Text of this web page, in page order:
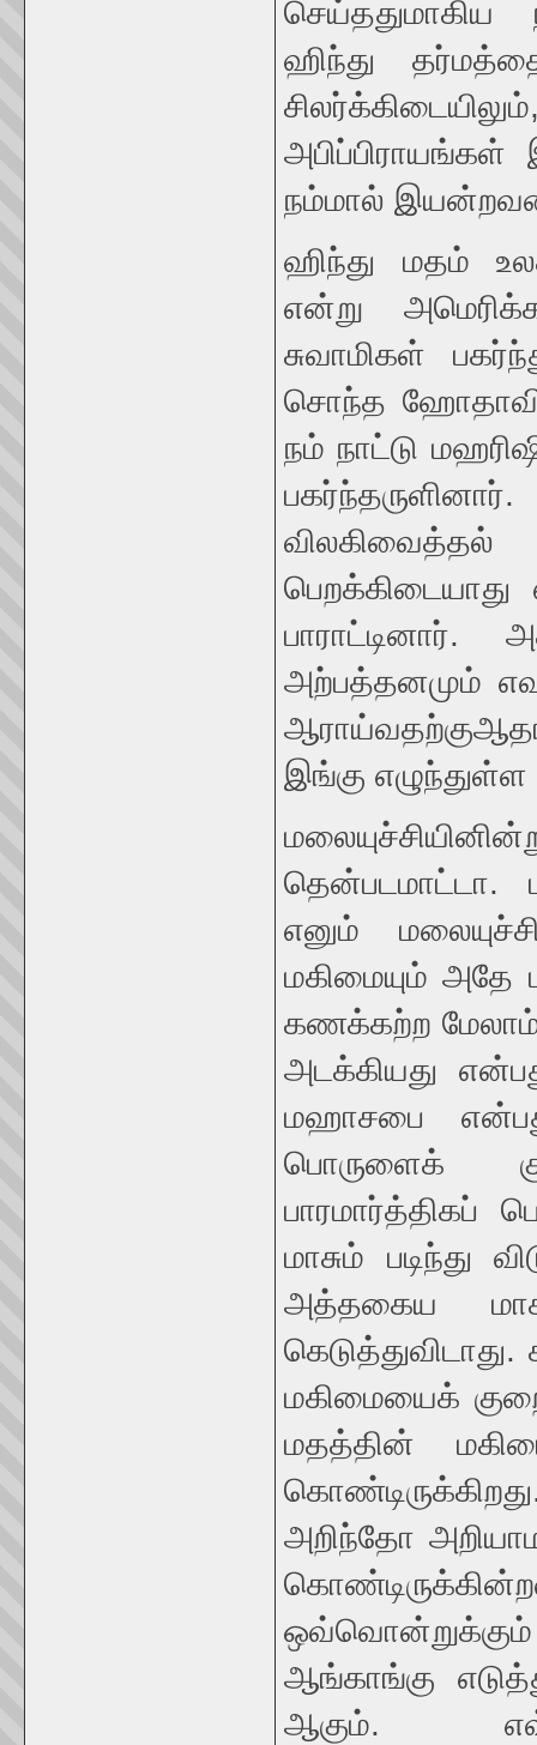
செய்ததுமாகிய
ஹிந்து
நம்மால்
ஹிந்து மதம்
என்று
சுவாமிகள்
சொந்த
நம் நாட்டு
பாராட்டினார்.
அற்பத்தனமும்
இங்கு எழுந்துள்ள
தென்படமாட்டா.
எனும்
மகிமையும் அதே
கணக்கற்ற
அடக்கியது
மஹாசபை
பொருளைக்
பாரமார்த்திகப்
மாசும் படிந்து
அத்தகைய
மகிமையைக்
மதத்தின்
அறிந்தோ
ஆங்காங்கு
ஆகும்.